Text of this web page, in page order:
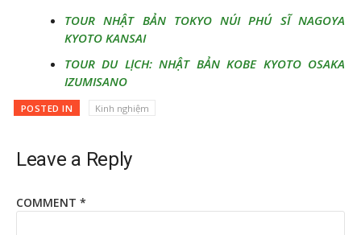
TOUR NHẬT BẢN TOKYO NÚI PHÚ SĨ NAGOYA
KYOTO KANSAI
TOUR DU LỊCH: NHẬT BẢN KOBE KYOTO OSAKA
IZUMISANO
POSTED IN Kinh nghiệm
Leave a Reply
COMMENT *